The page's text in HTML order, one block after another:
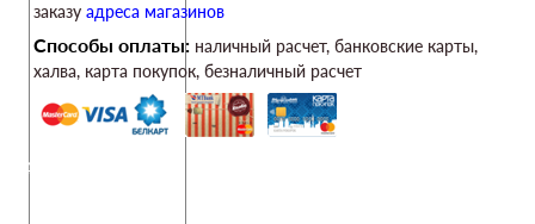
заказу адреса магазинов
Способы оплаты: наличный расчет, банковские карты,
халва, карта покупок, безналичный расчет
40122202